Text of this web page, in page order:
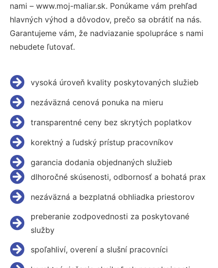
nami – www.moj-maliar.sk. Ponúkame vám prehľad
hlavných výhod a dôvodov, prečo sa obrátiť na nás.
Garantujeme vám, že nadviazanie spolupráce s nami
nebudete ľutovať.
vysoká úroveň kvality poskytovaných služieb
nezáväzná cenová ponuka na mieru
transparentné ceny bez skrytých poplatkov
korektný a ľudský prístup pracovníkov
garancia dodania objednaných služieb
dlhoročné skúsenosti, odbornosť a bohatá prax
nezáväzná a bezplatná obhliadka priestorov
preberanie zodpovednosti za poskytované
služby
spoľahliví, overení a slušní pracovníci